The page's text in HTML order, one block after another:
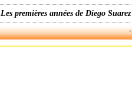
Les premières années de Diego